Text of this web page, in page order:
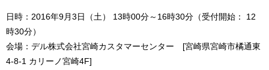
日時：2016年9月3日（土） 13時00分～16時30分（受付開始： 12
時30分）
会場：デル株式会社宮崎カスタマーセンター [宮崎県宮崎市橘通東
4-8-1 カリーノ宮崎4F]